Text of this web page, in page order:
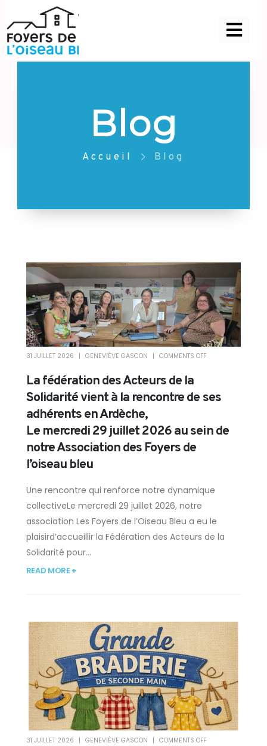
Blog
Accueil Blog
La fédération des Acteurs de la
Solidarité vient à la rencontre de ses
adhérents en Ardèche,
Le mercredi 29 juillet 2026 au sein de
notre Association des Foyers de
l’oiseau bleu
31 JUILLET 2026 GENEVIÈVE GASCON COMMENTS OFF
Une rencontre qui renforce notre dynamique
collectiveLe mercredi 29 juillet 2026, notre
association Les Foyers de l’Oiseau Bleu a eu le
plaisird’accueillir la Fédération des Acteurs de la
Solidarité pour...
READ MORE +
31 JUILLET 2026 GENEVIÈVE GASCON COMMENTS OFF